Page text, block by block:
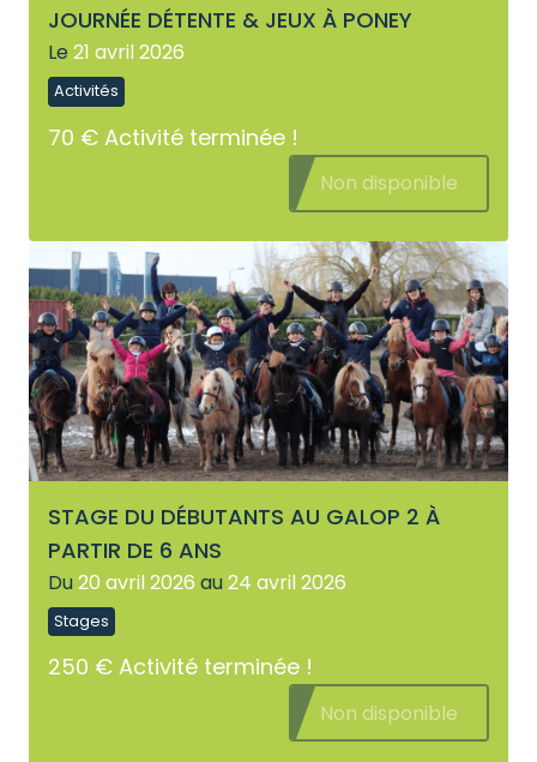
JOURNÉE DÉTENTE & JEUX À PONEY
Le 21 avril 2026
Activités
70 € Activité terminée !
Non disponible
STAGE DU DÉBUTANTS AU GALOP 2 À
PARTIR DE 6 ANS
Du 20 avril 2026 au 24 avril 2026
Stages
250 € Activité terminée !
Non disponible